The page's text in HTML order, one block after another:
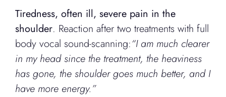
Tiredness, often ill, severe pain in the
shoulder. Reaction after two treatments with full
body vocal sound-scanning:“I am much clearer
in my head since the treatment, the heaviness
has gone, the shoulder goes much better, and I
have more energy.”